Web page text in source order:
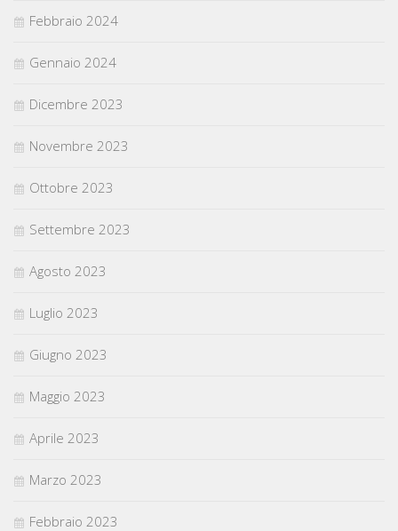
Febbraio 2024
Gennaio 2024
Dicembre 2023
Novembre 2023
Ottobre 2023
Settembre 2023
Agosto 2023
Luglio 2023
Giugno 2023
Maggio 2023
Aprile 2023
Marzo 2023
Febbraio 2023